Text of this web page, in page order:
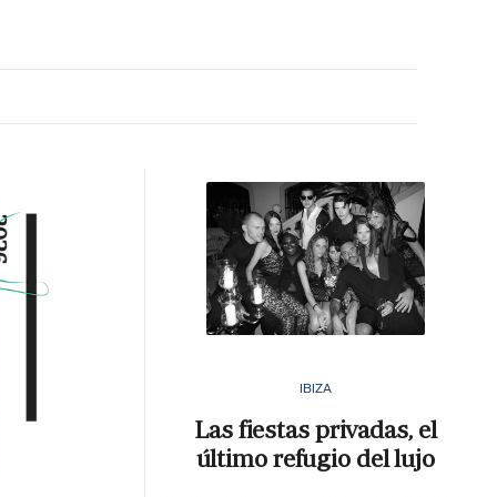
IBIZA
Las fiestas privadas, el
último refugio del lujo